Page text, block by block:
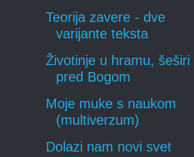
Teorija zavere - dve
varijante teksta
Životinje u hramu, šeširi
pred Bogom
Moje muke s naukom
(multiverzum)
Dolazi nam novi svet